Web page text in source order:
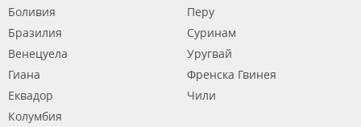
Боливия
Бразилия
Венецуела
Гиана
Еквадор
Колумбия
Перу
Суринам
Уругвай
Френска Гвинея
Чили